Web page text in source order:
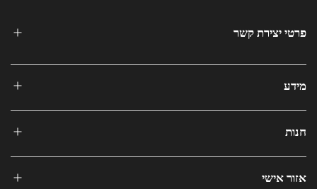
פרטי יצירת קשר
מידע
חנות
אזור אישי